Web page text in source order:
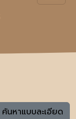
ค้นหาแบบละเอียด